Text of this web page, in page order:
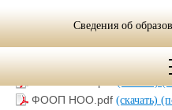
Памятка для родителей
ФООП НОО.pdf (скачать)
Сведения об